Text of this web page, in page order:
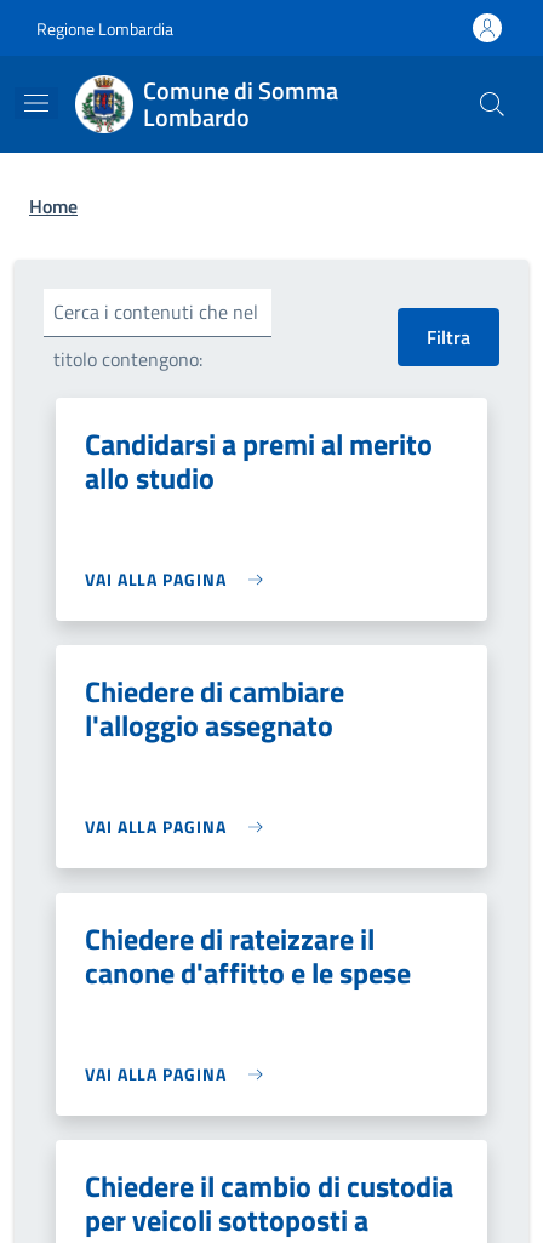
Regione Lombardia
Comune di Somma
Lombardo
Briciole di pane
Home
Cerca i contenuti che nel
titolo contengono:
Candidarsi a premi al merito
allo studio
VAI ALLA PAGINA
Chiedere di cambiare
l'alloggio assegnato
VAI ALLA PAGINA
Chiedere di rateizzare il
canone d'affitto e le spese
VAI ALLA PAGINA
Chiedere il cambio di custodia
per veicoli sottoposti a